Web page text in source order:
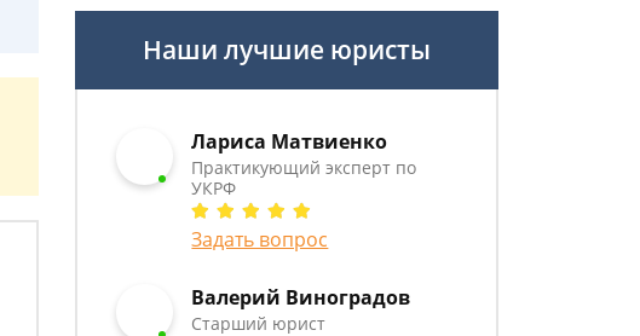
Наши лучшие юристы
Лариса Матвиенко
Практикующий эксперт по
УКРФ
Задать вопрос
Валерий Виноградов
Старший юрист